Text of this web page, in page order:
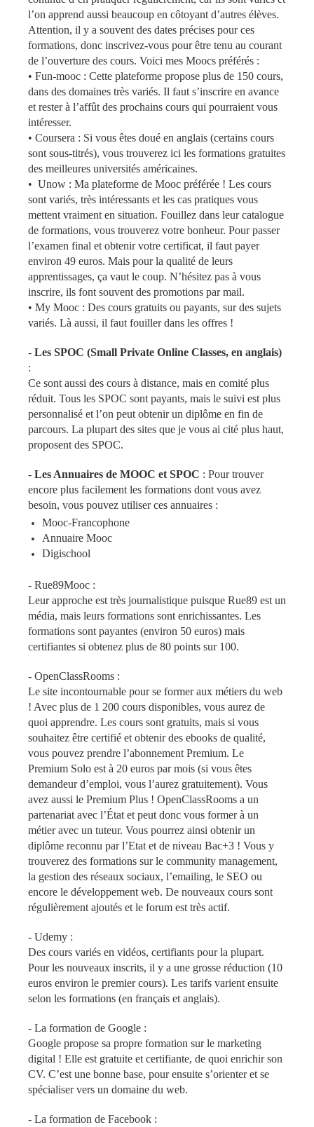
l’on apprend aussi beaucoup en côtoyant d’autres élèves.
Attention, il y a souvent des dates précises pour ces
formations, donc inscrivez-vous pour être tenu au courant
de l’ouverture des cours. Voici mes Moocs préférés :
• Fun-mooc : Cette plateforme propose plus de 150 cours,
dans des domaines très variés. Il faut s’inscrire en avance
et rester à l’affût des prochains cours qui pourraient vous
intéresser.
• Coursera : Si vous êtes doué en anglais (certains cours
sont sous-titrés), vous trouverez ici les formations gratuites
des meilleures universités américaines.
• Unow : Ma plateforme de Mooc préférée ! Les cours
sont variés, très intéressants et les cas pratiques vous
mettent vraiment en situation. Fouillez dans leur catalogue
de formations, vous trouverez votre bonheur. Pour passer
l’examen final et obtenir votre certificat, il faut payer
environ 49 euros. Mais pour la qualité de leurs
apprentissages, ça vaut le coup. N’hésitez pas à vous
inscrire, ils font souvent des promotions par mail.
• My Mooc : Des cours gratuits ou payants, sur des sujets
variés. Là aussi, il faut fouiller dans les offres !
- Les SPOC (Small Private Online Classes, en anglais)
:
Ce sont aussi des cours à distance, mais en comité plus
réduit. Tous les SPOC sont payants, mais le suivi est plus
personnalisé et l’on peut obtenir un diplôme en fin de
parcours. La plupart des sites que je vous ai cité plus haut,
proposent des SPOC.
- Les Annuaires de MOOC et SPOC : Pour trouver
encore plus facilement les formations dont vous avez
besoin, vous pouvez utiliser ces annuaires :
Mooc-Francophone
Annuaire Mooc
Digischool
- Rue89Mooc :
Leur approche est très journalistique puisque Rue89 est un
média, mais leurs formations sont enrichissantes. Les
formations sont payantes (environ 50 euros) mais
certifiantes si obtenez plus de 80 points sur 100.
- OpenClassRooms :
Le site incontournable pour se former aux métiers du web
! Avec plus de 1 200 cours disponibles, vous aurez de
quoi apprendre. Les cours sont gratuits, mais si vous
souhaitez être certifié et obtenir des ebooks de qualité,
vous pouvez prendre l’abonnement Premium. Le
Premium Solo est à 20 euros par mois (si vous êtes
demandeur d’emploi, vous l’aurez gratuitement). Vous
avez aussi le Premium Plus ! OpenClassRooms a un
partenariat avec l’État et peut donc vous former à un
métier avec un tuteur. Vous pourrez ainsi obtenir un
diplôme reconnu par l’Etat et de niveau Bac+3 ! Vous y
trouverez des formations sur le community management,
la gestion des réseaux sociaux, l’emailing, le SEO ou
encore le développement web. De nouveaux cours sont
régulièrement ajoutés et le forum est très actif.
- Udemy :
Des cours variés en vidéos, certifiants pour la plupart.
Pour les nouveaux inscrits, il y a une grosse réduction (10
euros environ le premier cours). Les tarifs varient ensuite
selon les formations (en français et anglais).
- La formation de Google :
Google propose sa propre formation sur le marketing
digital ! Elle est gratuite et certifiante, de quoi enrichir son
CV. C’est une bonne base, pour ensuite s’orienter et se
spécialiser vers un domaine du web.
- La formation de Facebook :